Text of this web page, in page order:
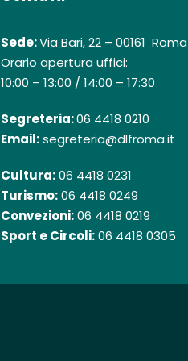
Sede:Via Bari, 22 – 00161 Roma
Orario apertura uffici:
10:00 – 13:00 / 14:00 – 17:30
Segreteria:06 4418 0210
Email:segreteria@dlfroma.it
Cultura:06 4418 0231
Turismo:06 4418 0249
Convezioni:06 4418 0219
Sport e Circoli:06 4418 0305